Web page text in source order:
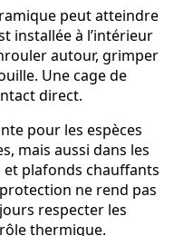
peut atteindre
installée à l’intérieur
autour, grimper
Une cage de
direct.
pour les espèces
mais aussi dans les
plafonds chauffants
ne rend pas
respecter les
thermique.